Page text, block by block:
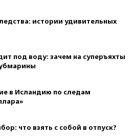
истории удивительных
под воду: зачем на суперъяхты
в Исландию по следам
что взять с собой в отпуск?